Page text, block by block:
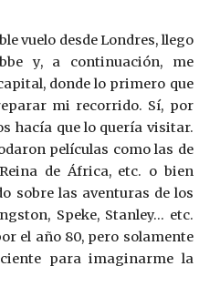
vuelo desde Londres, llego
y, a continuación, me
donde lo primero que
mi recorrido. Sí, por
hacía que lo quería visitar.
películas como las de
de África, etc. o bien
sobre las aventuras de los
Speke, ­Stanley… etc.
el año 80, pero solamente
para imaginarme la